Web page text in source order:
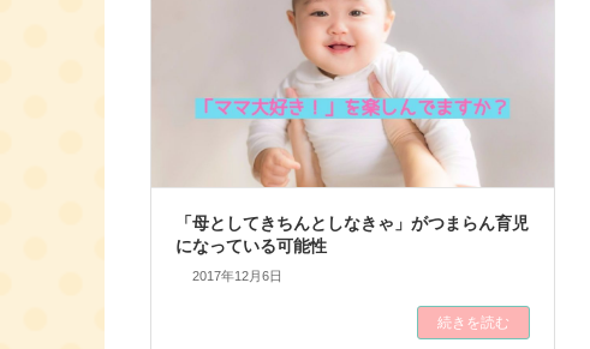
「母としてきちんとしなきゃ」がつまらん育児
になっている可能性
2017年12月6日
続きを読む